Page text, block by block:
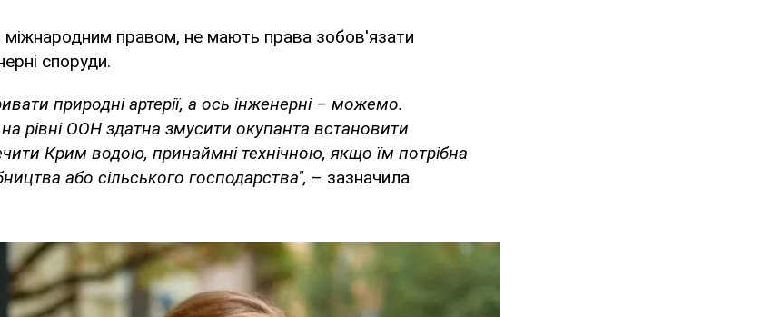
міжнародним правом, не мають права зобов'язати
споруди.
природні артерії, а ось інженерні – можемо.
рівні ООН здатна змусити окупанта встановити
Крим водою, принаймні технічною, якщо їм потрібна
або сільського господарства", – зазначила